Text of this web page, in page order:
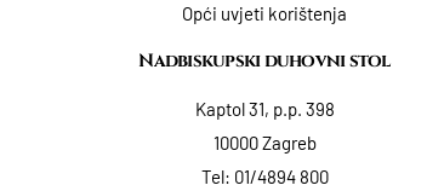
Opći uvjeti korištenja
Nadbiskupski duhovni stol
Kaptol 31, p.p. 398
10000 Zagreb
Tel: 01/4894 800